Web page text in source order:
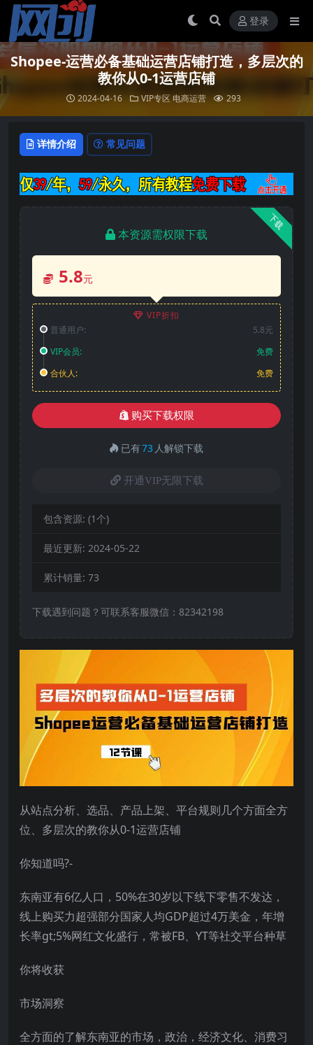
登录
Shopee-运营必备基础运营店铺打造，多层次的
教你从0-1运营店铺
2024-04-16 VIP专区电商运营 293
详情介绍 常见问题
下载
本资源需权限下载
5.8元
VIP折扣
普通用户:
5.8元
VIP会员:
免费
合伙人:
免费
购买下载权限
已有73 人解锁下载
开通VIP无限下载
包含资源: (1个)
最近更新: 2024-05-22
累计销量: 73
下载遇到问题？可联系客服微信：82342198
从站点分析、选品、产品上架、平台规则几个方面全方
位、多层次的教你从0-1运营店铺
你知道吗?-
东南亚有6亿人口，50%在30岁以下线下零售不发达，
线上购买力超强部分国家人均GDP超过4万美金，年增
长率gt;5%网红文化盛行，常被FB、YT等社交平台种草
你将收获
市场洞察
全方面的了解东南亚的市场，政治，经济文化、消费习